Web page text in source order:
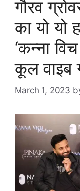
गौरव
का यो यो
‘कन्ना
कूल वाइब
March 1, 2023